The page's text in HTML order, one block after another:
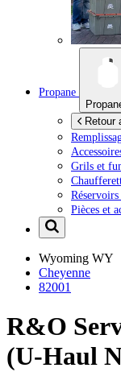
Propane
Retour
Grils et
Pièces et
Wyoming WY
Cheyenne
82001
R&O
(U-Haul